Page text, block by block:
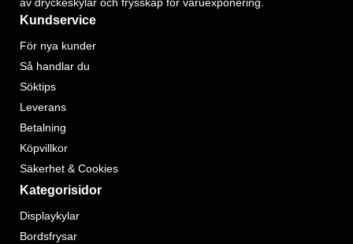
av dryckeskylar och frysskåp för varuexponering.
Kundservice
För nya kunder
Så handlar du
Söktips
Leverans
Betalning
Köpvillkor
Säkerhet & Cookies
Kategorisidor
Displaykylar
Bordsfrysar